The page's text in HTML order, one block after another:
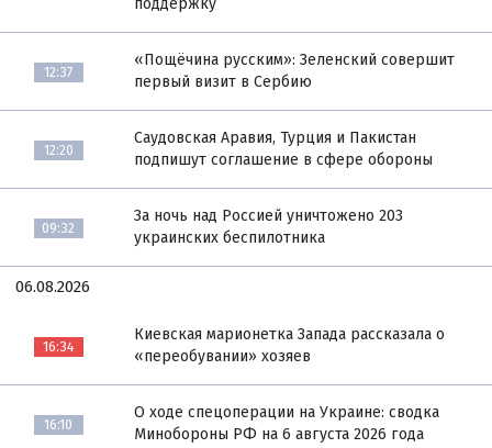
поддержку
12:37
«Пощёчина русским»: Зеленский совершит
первый визит в Сербию
12:20
Саудовская Аравия, Турция и Пакистан
подпишут соглашение в сфере обороны
09:32
За ночь над Россией уничтожено 203
украинских беспилотника
06.08.2026
16:34
Киевская марионетка Запада рассказала о
«переобувании» хозяев
16:10
О ходе спецоперации на Украине: сводка
Минобороны РФ на 6 августа 2026 года